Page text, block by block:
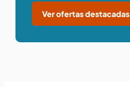
Ver ofertas destacadas